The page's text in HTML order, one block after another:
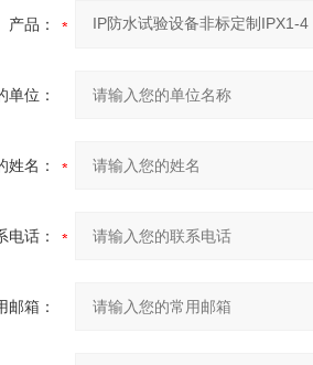
产品：
单位：
姓名：
电话：
邮箱：